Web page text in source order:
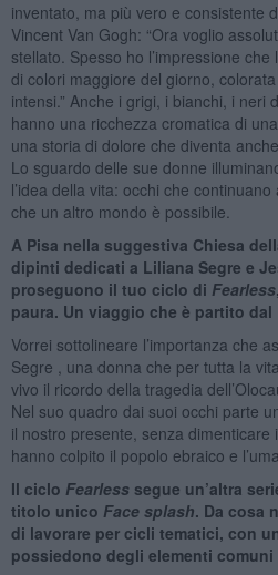
inventato, ma più vero e consistente
Vincent Van Gogh: “Ora voglio
stellato. Spesso ho l’impressione
di colori maggiore del giorno,
intensi.” Anche i grigi, i bianchi, i neri
hanno una ricchezza cromatica di
una storia di dolore che diventa
Lo sguardo delle sue donne
l’idea della vita: occhi che
che un altro mondo è possibile.
A Pisa nella suggestiva Chiesa
dipinti dedicati a Liliana Segre e
proseguono il tuo ciclo di Fearless
paura. Un viaggio che è partito
Vorrei sottolineare l’importanza che
Segre , una donna che per tutta la
vivo il ricordo della tragedia
Nel suo quadro dai suoi occhi parte
il nostro presente, senza
hanno colpito il popolo ebraico e
Il ciclo Fearlesssegue un’altra
titolo unico Face splash. Da cosa
di lavorare per cicli tematici, con
possiedono degli elementi comuni